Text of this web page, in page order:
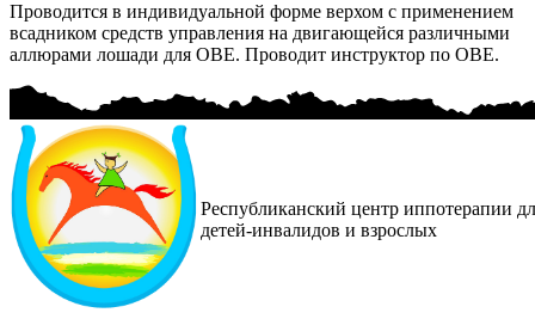
Проводится в индивидуальной форме верхом с применением
всадником средств управления на двигающейся различными
аллюрами лошади для ОВЕ. Проводит инструктор по ОВЕ.
Республиканский центр иппотерапии
детей-инвалидов и взрослых